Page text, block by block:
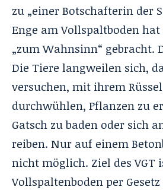
zu „einer Botschafterin der
Enge am Vollspaltboden
„zum Wahnsinn“ gebracht.
Die Tiere langweilen sich,
versuchen, mit ihrem
durchwühlen, Pflanzen zu
Gatsch zu baden oder sich
reiben. Nur auf einem
nicht möglich. Ziel des VGT
Vollspaltenboden per